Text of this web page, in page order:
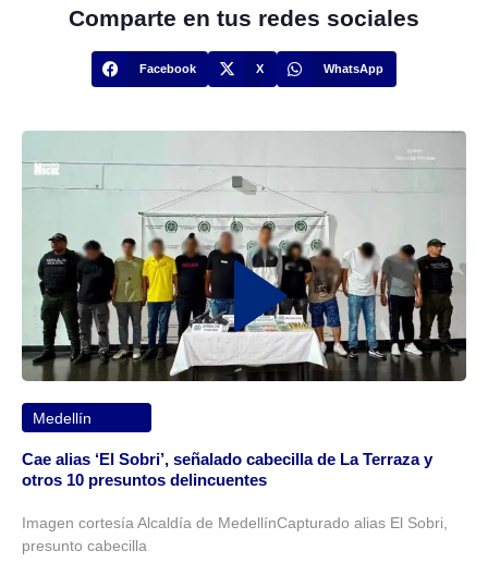
Comparte en tus redes sociales
Facebook X WhatsApp
Medellín
Cae alias ‘El Sobri’, señalado cabecilla de La Terraza y
otros 10 presuntos delincuentes
Imagen cortesía Alcaldía de MedellínCapturado alias El Sobri,
presunto cabecilla